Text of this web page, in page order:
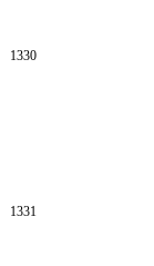
1330
1331